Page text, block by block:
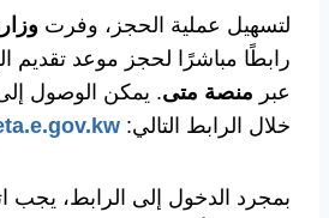
لتسهيل عملية الحجز، وفرت
رابطًا مباشرًا لحجز موعد تقديم
عبر منصة متى. يمكن الوصول
خلال الرابط التالي:
بمجرد الدخول إلى الرابط، يجب